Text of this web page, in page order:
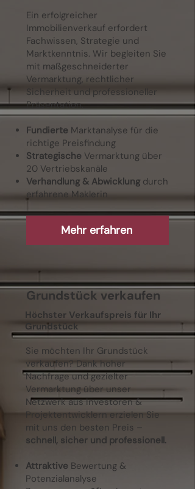
Ein erfolgreicher
Immobilienverkauf erfordert
Fachwissen, Strategie und
Marktkenntnis. Wir begleiten Sie
mit maßgeschneiderter
Vermarktung, rechtlicher
Sicherheit und professioneller
Präsentation.
Fundierte Marktanalyse für die
richtige Preisfindung
Strategische Vermarktung über
20 Vertriebskanäle
Verhandlung & Abwicklungdurch
erfahrene Maklerin
Mehr erfahren
Grundstück verkaufen
Höchster Verkaufspreis für Ihr
Grundstück
Sie möchten Ihr Grundstück
verkaufen? Dank hoher
Nachfrage und gezielter
Vermarktung über unser
Netzwerk aus Investoren &
Projektentwicklern erzielen Sie
mit uns den besten Preis –
schnell, sicher und professionell.
Attraktive Bewertung &
Potenzialanalyse